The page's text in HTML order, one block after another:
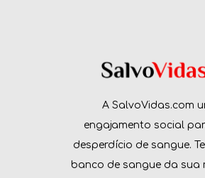
A SalvoVidas.com
engajamento social
desperdício de sangue.
banco de sangue da sua